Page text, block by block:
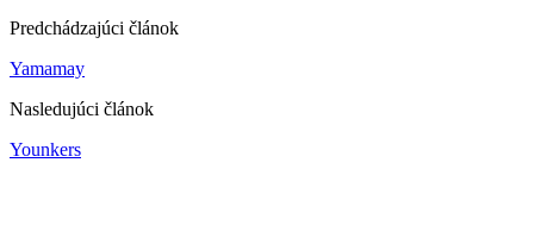
Predchádzajúci článok
Yamamay
Nasledujúci článok
Younkers